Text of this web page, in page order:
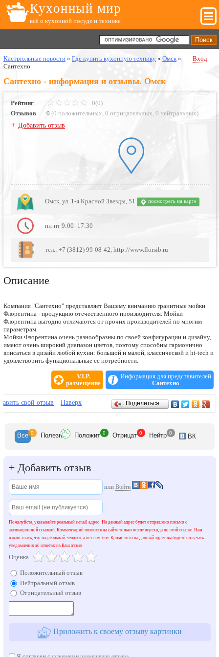
Кухонный мир
всё о кухонной посуде и технике
Кастрюльные новости » Где купить кухонную технику » Омск»
Сантехно
Вход
Сантехно - информация и отзывы. Омск
Рейтинг
0(0)
Отзывов
0 (0 положительных, 0 отрицательных, 0 нейтральных)
+ Добавить отзыв
Омск, ул. 1-я Красной Звезды, 51 посмотреть на карте
пн-пт 9:00–17:30
тел.: +7 (3812) 99-08-42, http://www.florsib.ru
Описание
Компания "Сантехно" представляет Вашему вниманию гранитные мойки
Флорентина - продукцию отечественного производителя. Мойки
Флорентина выгодно отличаются от прочих производителей по многим
параметрам.
Мойки Флорентина очень разнообразны по своей конфигурации и дизайну,
имеют очень широкий диапазон цветов, поэтому способны гармонично
вписаться в дизайн любой кухни: большой и малой, классической и hi-tech и
удовлетворить функциональные ее потребности.
V.I.P.
размещение
Информация для представителей
Сантехно
Отзывы
свой отзыв Наверх Поделиться…
Все 0 Полезн Положит 0 Отрицат 0 Нейтр 0 ВК
+ Добавить отзыв
или Войти
Пожалуйста, указывайте реальный e-mail адрес! На данный адрес будет отправлено письмо с
активационной ссылкой. Комментарий появится на сайте только после перехода по этой ссылке. Нам
важно знать, что вы реальный человек, а не спам-бот. Кроме того на данный адрес вы будете получать
уведомления об ответах на Ваш отзыв.
Оценка
Положительный отзыв
Нейтральный отзыв
Отрицательный отзыв
Приложить к своему отзыву картинки